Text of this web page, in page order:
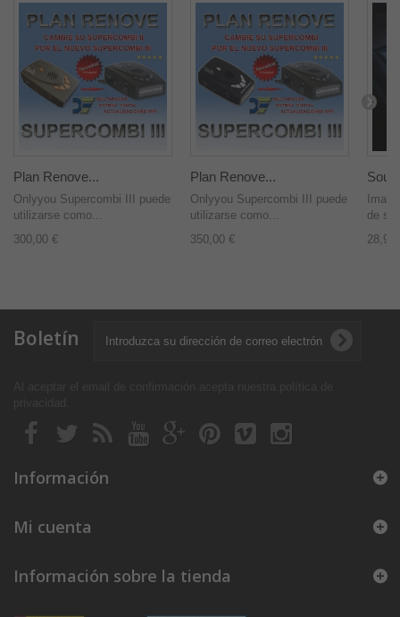
Plan Renove...
Onlyyou Supercombi III puede
utilizarse como...
300,00 €
Plan Renove...
Onlyyou Supercombi III puede
utilizarse como...
350,00 €
de su
28,99
Boletín
Información
Mi cuenta
Información sobre la tienda